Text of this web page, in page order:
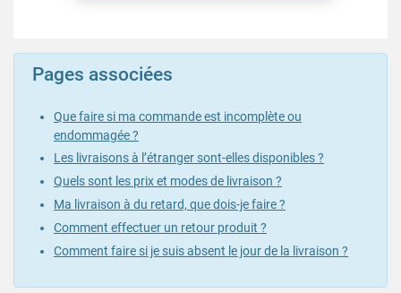
Pages associées
Que faire si ma commande est incomplète ou
endommagée ?
Les livraisons à l’étranger sont-elles disponibles ?
Quels sont les prix et modes de livraison ?
Ma livraison à du retard, que dois-je faire ?
Comment effectuer un retour produit ?
Comment faire si je suis absent le jour de la livraison ?